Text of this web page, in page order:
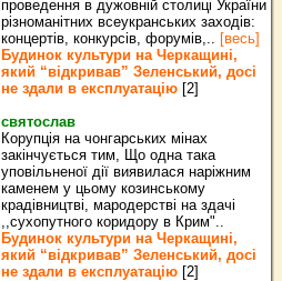
проведення в дужовній столиці України
різноманітних всеукранських заходів:
концертів, конкурсів, форумів,.. [весь]
Будинок культури на Черкащині,
який “відкривав” Зеленський, досі
не здали в експлуатацію [2]
святослав
Корупція на чонгарських мінах
закінчується тим, Що одна така
уповільненої дії виявилася наріжним
каменем у цьому козинському
крадівництві, мародерстві на здачі
,,сухопутного коридору в Крим"..
Будинок культури на Черкащині,
який “відкривав” Зеленський, досі
не здали в експлуатацію [2]